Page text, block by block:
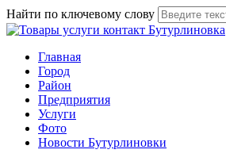
Найти по ключевому слову
Главная
Город
Район
Предприятия
Услуги
Фото
Новости Бутурлиновки